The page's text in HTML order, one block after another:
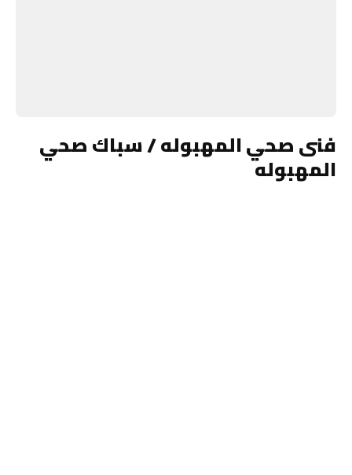
فنى صحي المهبوله / سباك صحي
المهبوله